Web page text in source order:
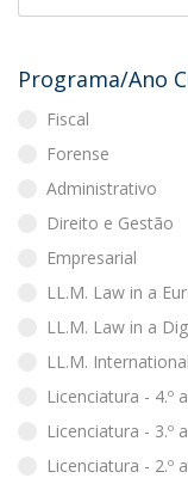
Programa/Ano
Fiscal
Forense
Administrativo
Direito e Gestão
Empresarial
LL.M. Law in a
LL.M. Law in a
LL.M.
Licenciatura - 4.º
Licenciatura - 3.º
Licenciatura - 2.º